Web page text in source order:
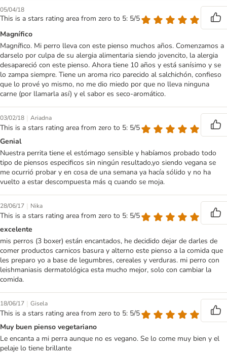
05/04/18
This is a stars rating area from zero to 5: 5/5
Magnífico
Magnífico. Mi perro lleva con este pienso muchos años. Comenzamos a
darselo por culpa de su alergia alimentaria siendo jovencito, la alergia
desapareció con este pienso. Ahora tiene 10 años y está sanísimo y se
lo zampa siempre. Tiene un aroma rico parecido al salchichón, confieso
que lo prové yo mismo, no me dio miedo por que no lleva ninguna
carne (por llamarla así) y el sabor es seco-aromático.
03/02/18 | Ariadna
This is a stars rating area from zero to 5: 5/5
Genial
Nuestra perrita tiene el estómago sensible y habíamos probado todo
tipo de piensos especificos sin ningún resultado,yo siendo vegana se
me ocurrió probar y en cosa de una semana ya hacía sólido y no ha
vuelto a estar descompuesta más q cuando se moja.
28/06/17 | Nika
This is a stars rating area from zero to 5: 5/5
excelente
mis perros (3 boxer) están encantados, he decidido dejar de darles de
comer productos carnicos basura y alterno este pienso a la comida que
les preparo yo a base de legumbres, cereales y verduras. mi perro con
leishmaniasis dermatológica esta mucho mejor, solo con cambiar la
comida.
18/06/17 | Gisela
This is a stars rating area from zero to 5: 5/5
Muy buen pienso vegetariano
Le encanta a mi perra aunque no es vegano. Se lo come muy bien y el
pelaje lo tiene brillante